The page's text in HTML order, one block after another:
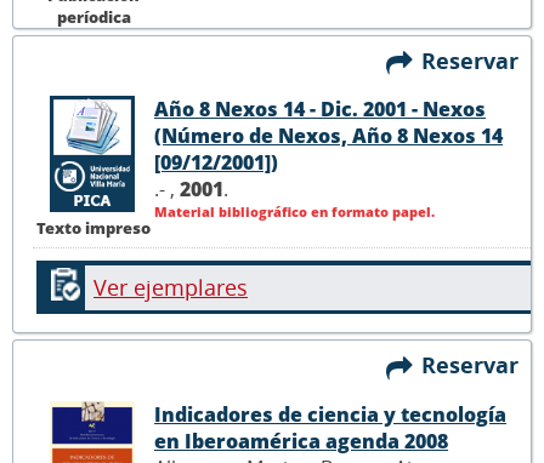
períodica
Reservar
Texto impreso
Año 8 Nexos 14 - Dic. 2001 - Nexos
(Número de Nexos, Año 8 Nexos 14
[09/12/2001])
.- , 2001.
Material bibliográfico en formato papel.
Ver ejemplares
Reservar
Indicadores de ciencia y tecnología
en Iberoamérica agenda 2008